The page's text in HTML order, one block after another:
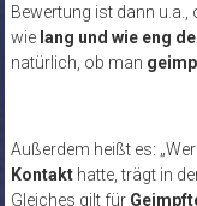
Bewertung ist dann u.a.,
wie lang und wie eng
natürlich, ob man
Außerdem heißt es: „Wer
Kontakthatte, trägt in
Gleiches gilt für